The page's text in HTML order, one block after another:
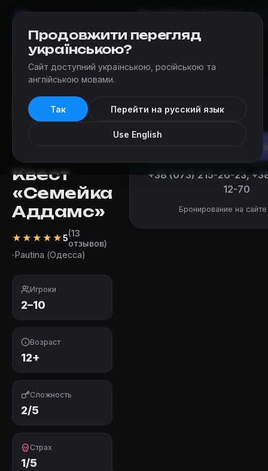
КвестыКартаДобавить
Квесты › Pautina (Одесса) Семейка Аддамс
Квест
«Семейка
Аддамс»
★ ★ ★ ★ ★5(13
отзывов)
·Pautina (Одесса)
Игроки
2–10
Возраст
12+
Сложность
2/5
Страх
1/5
от 1 000 ₴
+38 (073) 215-26-23,
12-70
Бронирование на
Продовжити перегляд
українською?
Сайт доступний українською, російською та
англійською мовами.
Так Перейти на русский язык
Use English